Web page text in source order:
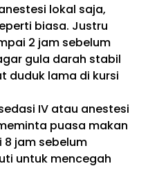
lokal saja,
biasa. Justru
2 jam sebelum
gula darah stabil
duduk lama di kursi
IV atau anestesi
puasa makan
8 jam sebelum
untuk mencegah